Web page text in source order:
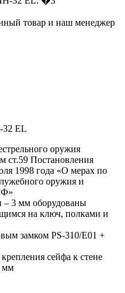
товар и наш менеджер
EL
оружия
ст.59 Постановления
1998 года «О мерах по
оружия и
– 3 мм оборудованы
на ключ, полками и
замком PS-310/E01 +
сейфа к стене
мм